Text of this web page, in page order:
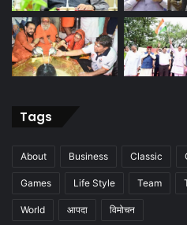
Tags
About Business Classic
Games Life Style Team
World आपदा विमोचन